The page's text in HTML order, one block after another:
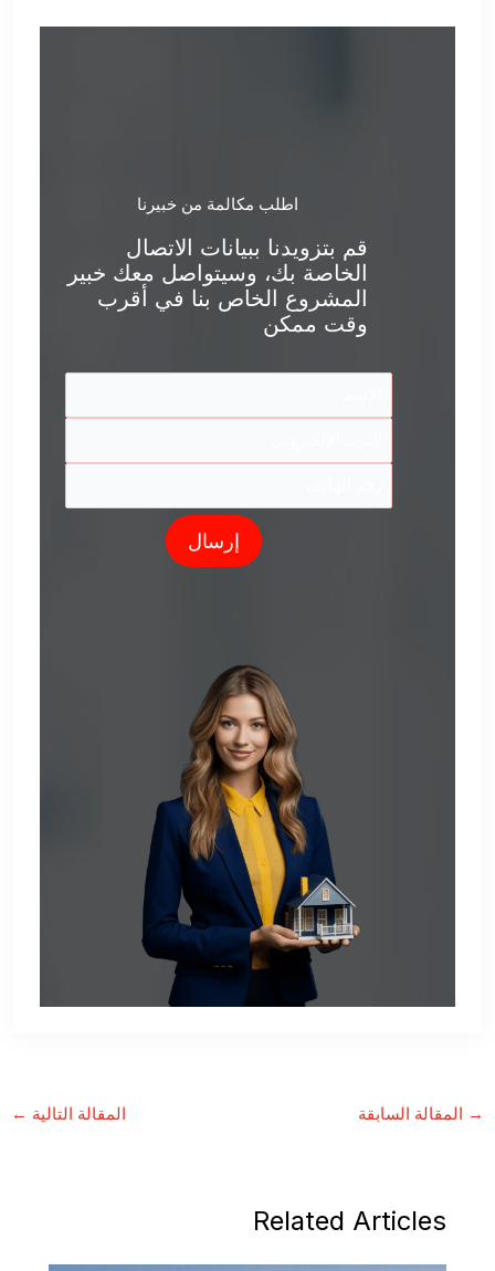
اطلب مكالمة من خبيرنا
قم بتزويدنا ببيانات الاتصال
الخاصة بك، وسيتواصل معك خبير
المشروع الخاص بنا في أقرب
وقت ممكن
إرسال
→ المقالة السابقة المقالة التالية ←
Related Articles